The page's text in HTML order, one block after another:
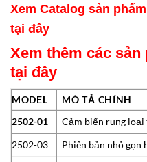
Xem Catalog sản
tại đây
Xem thêm các sản
tại đây
MODEL
MÔ TẢ CHÍNH
2502-01
Cảm biến rung
2502-03
Phiên bản nhỏ gọn